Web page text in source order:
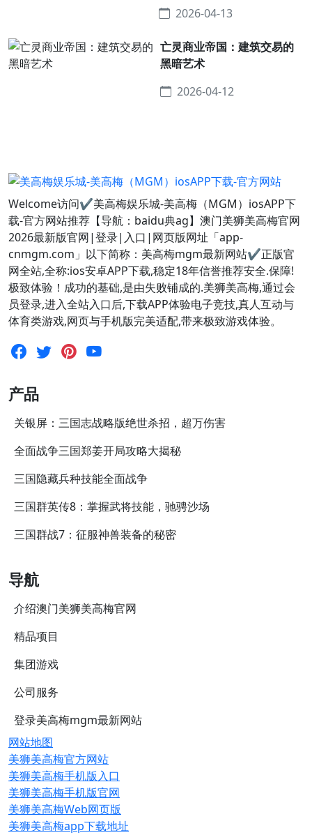
2026-04-13
亡灵商业帝国：建筑交易的
黑暗艺术
2026-04-12
Welcome访问✔美高梅娱乐城-美高梅（MGM）iosAPP下
载-官方网站推荐【导航：baidu典ag】澳门美狮美高梅官网
2026最新版官网|登录|入口|网页版网址「app-
cnmgm.com」以下简称：美高梅mgm最新网站✔正版官
网全站,全称:ios安卓APP下载,稳定18年信誉推荐安全.保障!
极致体验！成功的基础,是由失败铺成的.美狮美高梅,通过会
员登录,进入全站入口后,下载APP体验电子竞技,真人互动与
体育类游戏,网页与手机版完美适配,带来极致游戏体验。
产品
关银屏：三国志战略版绝世杀招，超万伤害
全面战争三国郑姜开局攻略大揭秘
三国隐藏兵种技能全面战争
三国群英传8：掌握武将技能，驰骋沙场
三国群战7：征服神兽装备的秘密
导航
介绍澳门美狮美高梅官网
精品项目
集团游戏
公司服务
登录美高梅mgm最新网站
网站地图
美狮美高梅官方网站
美狮美高梅手机版入口
美狮美高梅手机版官网
美狮美高梅Web网页版
美狮美高梅app下载地址